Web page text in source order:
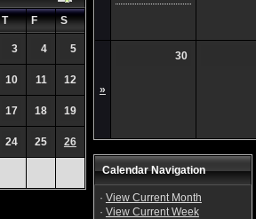
T F S
3 4 5
10 11 12
17 18 19
24 25 26
»
30
Calendar Navigation
· View Current Month
· View Current Week